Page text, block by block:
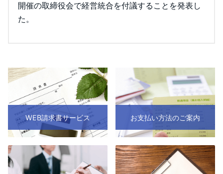
開催の取締役会で経営統合を付議することを発表し
た。
WEB請求書サービス お支払い方法のご案内